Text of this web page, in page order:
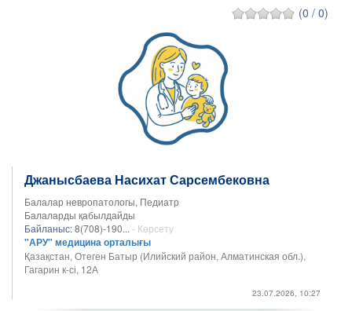
(0 / 0)
Джанысбаева Насихат Сарсембековна
Балалар невропатологы, Педиатр
Балаларды қабылдайды
Байланыс:8(708)-190... - Көрсету
"АРУ" медицина орталығы
Қазақстан, Отеген Батыр (Илийский район, Алматинская обл.),
Гагарин к-сі, 12А
23.07.2026, 10:27